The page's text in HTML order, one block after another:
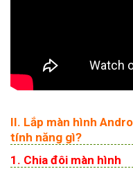
II. Lắp màn hình
tính năng gì?
1. Chia đôi màn hình